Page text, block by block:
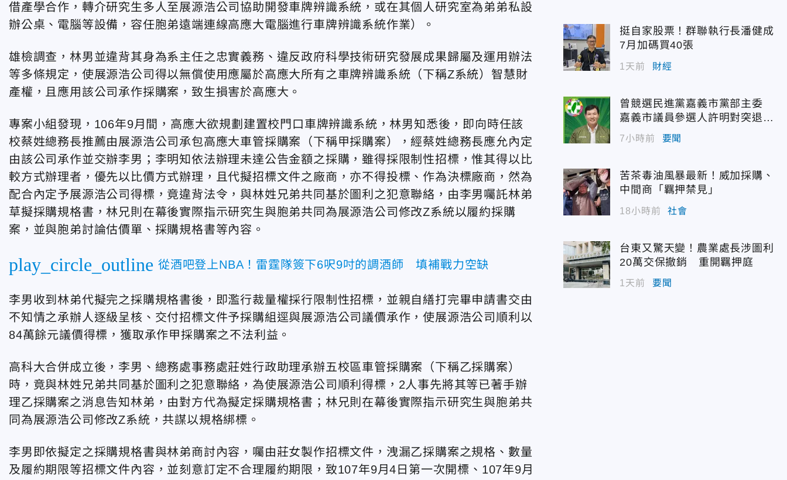
借產學合作，轉介研究生多人至展源浩公司協助開發車牌辨識系統，或在其個人研究室為弟弟私設
辦公桌、電腦等設備，容任胞弟遠端連線高應大電腦進行車牌辨識系統作業）。
雄檢調查，林男並違背其身為系主任之忠實義務、違反政府科學技術研究發展成果歸屬及運用辦法
等多條規定，使展源浩公司得以無償使用應屬於高應大所有之車牌辨識系統（下稱Z系統）智慧財
產權，且應用該公司承作採購案，致生損害於高應大。
專案小組發現，106年9月間，高應大欲規劃建置校門口車牌辨識系統，林男知悉後，即向時任該
校蔡姓總務長推薦由展源浩公司承包高應大車管採購案（下稱甲採購案），經蔡姓總務長應允內定
由該公司承作並交辦李男；李明知依法辦理未達公告金額之採購，雖得採限制性招標，惟其得以比
較方式辦理者，優先以比價方式辦理，且代擬招標文件之廠商，亦不得投標、作為決標廠商，然為
配合內定予展源浩公司得標，竟違背法令，與林姓兄弟共同基於圖利之犯意聯絡，由李男囑託林弟
草擬採購規格書，林兄則在幕後實際指示研究生與胞弟共同為展源浩公司修改Z系統以履約採購
案，並與胞弟討論估價單、採購規格書等內容。
play_circle_outline 從酒吧登上NBA！雷霆隊簽下6呎9吋的調酒師 填補戰力空缺
李男收到林弟代擬完之採購規格書後，即濫行裁量權採行限制性招標，並親自繕打完畢申請書交由
不知情之承辦人逐級呈核、交付招標文件予採購組逕與展源浩公司議價承作，使展源浩公司順利以
84萬餘元議價得標，獲取承作甲採購案之不法利益。
高科大合併成立後，李男、總務處事務處莊姓行政助理承辦五校區車管採購案（下稱乙採購案）
時，竟與林姓兄弟共同基於圖利之犯意聯絡，為使展源浩公司順利得標，2人事先將其等已著手辦
理乙採購案之消息告知林弟，由對方代為擬定採購規格書；林兄則在幕後實際指示研究生與胞弟共
同為展源浩公司修改Z系統，共謀以規格綁標。
李男即依擬定之採購規格書與林弟商討內容，囑由莊女製作招標文件，洩漏乙採購案之規格、數量
及履約期限等招標文件內容，並刻意訂定不合理履約期限，致107年9月4日第一次開標、107年9月
挺自家股票！群聯執行長潘健成
7月加碼買40張
1天前 財經
曾競選民進黨嘉義市黨部主委
嘉義市議員參選人許明對突退
選！
7小時前 要聞
苦茶毒油風暴最新！威加採購、
中間商「羈押禁見」
18小時前 社會
台東又驚天變！農業處長涉圖利
20萬交保撤銷 重開羈押庭
1天前 要聞